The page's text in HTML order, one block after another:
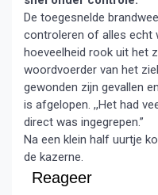
De toegesnelde
controleren of alles echt
hoeveelheid rook uit het
woordvoerder van het
gewonden zijn gevallen
is afgelopen. ,,Het had
direct was ingegrepen.”
Na een klein half uurtje
de kazerne.
Reageer